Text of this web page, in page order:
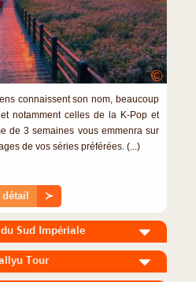
©
connaissent son nom, beaucoup
notamment celles de la K-Pop et
de 3 semaines vous emmenra sur
de vos séries préférées. (...)
détail ≻
du Sud Impériale
Tour